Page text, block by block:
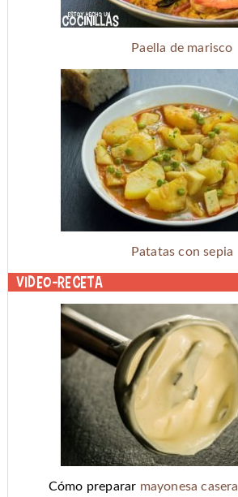
Paella de marisco
Patatas con sepia
Video-receta
Cómo preparar mayonesa casera